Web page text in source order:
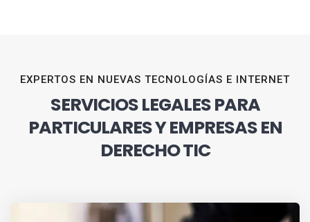
EXPERTOS EN NUEVAS TECNOLOGÍAS E INTERNET
SERVICIOS LEGALES PARA
PARTICULARES Y EMPRESAS EN
DERECHO TIC